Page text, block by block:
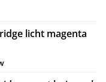
licht magenta